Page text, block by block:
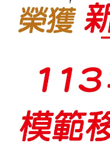
2026年最夯外藉看護申請流
榮獲113年度新北市模
賀力众得到高分98分(112年
◆政府評鑑A級仲介拿到96.5高分◆